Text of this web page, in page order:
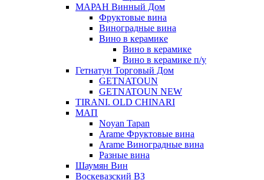
МАРАН Винный Дом
Фруктовые вина
Виноградные вина
Вино в керамике
Вино в керамике
Вино в керамике п/у
Гетнатун Торговый Дом
GETNATOUN
GETNATOUN NEW
TIRANI. OLD CHINARI
МАП
Noyan Tapan
Arame Фруктовые вина
Arame Виноградные вина
Разные вина
Шаумян Вин
Воскевазский ВЗ